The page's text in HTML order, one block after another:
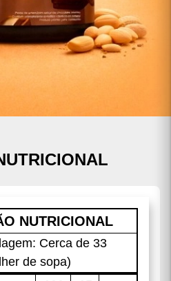
NUTRICIONAL
Cerca de 33
de sopa)